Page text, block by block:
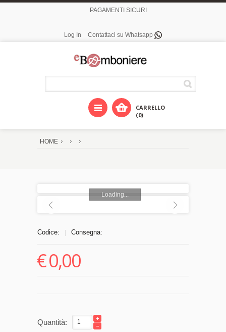
PAGAMENTI SICURI
Log In Contattaci su Whatsapp
CARRELLO
(0)
HOME
Loading...
Codice: Consegna:
€0,00
Quantità: